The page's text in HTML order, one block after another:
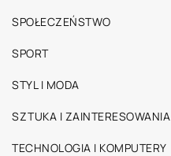
SPOŁECZEŃSTWO
SPORT
STYL I MODA
SZTUKA I ZAINTERESOWANIA
TECHNOLOGIA I KOMPUTERY